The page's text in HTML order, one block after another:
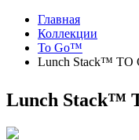
Главная
Коллекции
To Go™
Lunch Stack™
Lunch Stack™